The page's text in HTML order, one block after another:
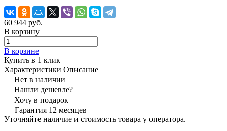
60 944 руб.
В корзину
В корзине
Купить в 1 клик
Характеристики Описание
Нет в наличии
Нашли дешевле?
Хочу в подарок
Гарантия 12 месяцев
Уточняйте наличие и стоимость товара у оператора.